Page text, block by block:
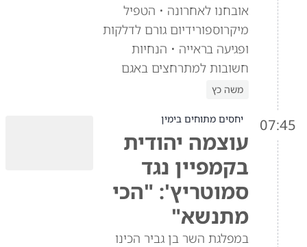
אובחנו לאחרונה • הטפיל
מיקרוספורידיום גורם לדלקות
ופגיעה בראייה • הנחיות
חשובות למתרחצים באגם
משה כץ
07:45 יחסים מתוחים בימין
עוצמה יהודית
בקמפיין נגד
סמוטריץ': "הכי
מתנשא"
במפלגת השר בן גביר הכינו